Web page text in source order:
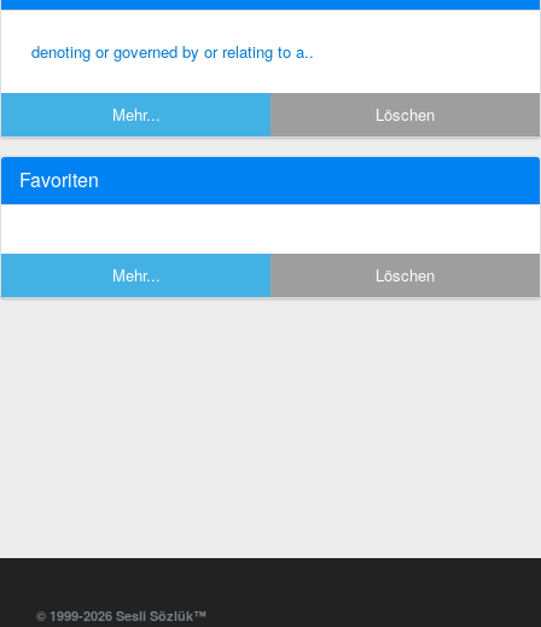
denoting or governed by or relating to a..
Mehr... Löschen
Favoriten
Mehr... Löschen
© 1999-2026 Sesli Sözlük™